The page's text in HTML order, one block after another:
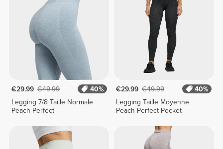
€29.99 €49.99
40%
Legging 7/8 Taille Normale
Peach Perfect
€29.99 €49.99
40%
Legging Taille Moyenne
Peach Perfect Pocket